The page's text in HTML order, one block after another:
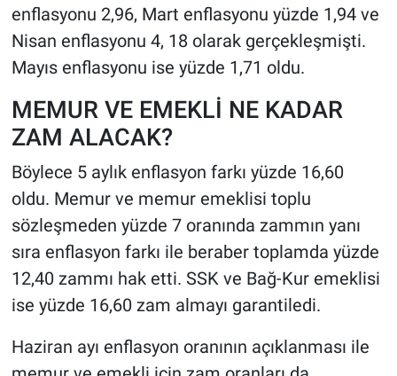
enflasyonu 2,96, Mart enflasyonu yüzde 1,94 ve
Nisan enflasyonu 4, 18 olarak gerçekleşmişti.
Mayıs enflasyonu ise yüzde 1,71 oldu.
MEMUR VE EMEKLİ NE KADAR
ZAM ALACAK?
Böylece 5 aylık enflasyon farkı yüzde 16,60
oldu. Memur ve memur emeklisi toplu
sözleşmeden yüzde 7 oranında zammın yanı
sıra enflasyon farkı ile beraber toplamda yüzde
12,40 zammı hak etti. SSK ve Bağ-Kur emeklisi
ise yüzde 16,60 zam almayı garantiledi.
Haziran ayı enflasyon oranının açıklanması ile